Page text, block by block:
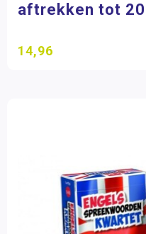
aftrekken tot 20
14,96